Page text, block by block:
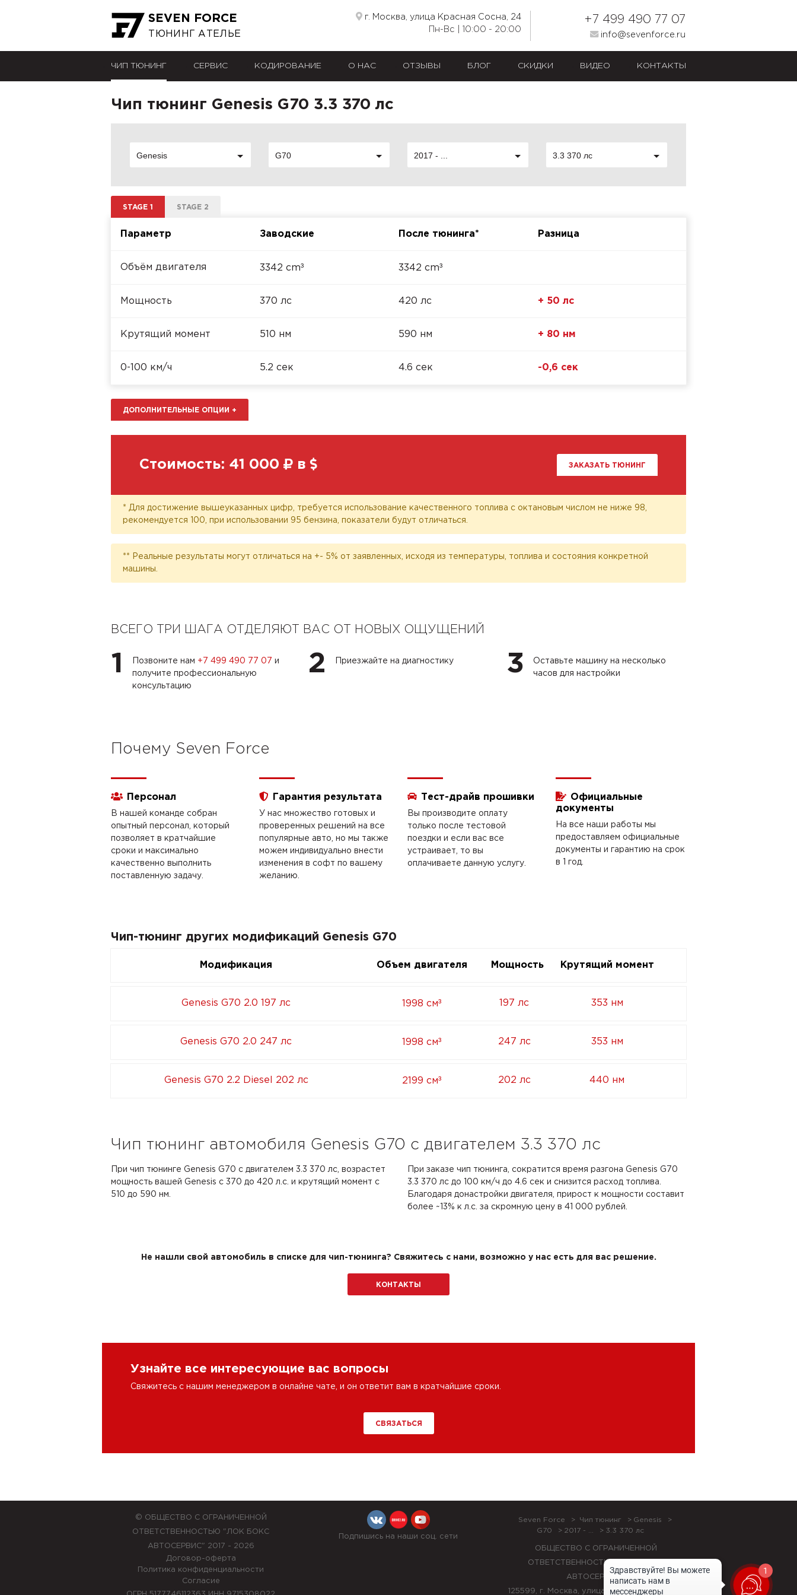
SEVEN FORCE
ТЮНИНГ АТЕЛЬЕ
г. Москва, улица Красная Сосна, 24
Пн-Вс | 10:00 - 20:00
+7 499 490 77 07
info@sevenforce.ru
ЧИП ТЮНИНГ СЕРВИС КОДИРОВАНИЕ О НАС ОТЗЫВЫ БЛОГ СКИДКИ ВИДЕО КОНТАКТЫ
Чип тюнинг Genesis G70 3.3 370 лс
Genesis G70 2017 - ... 3.3 370 лс
STAGE 1 STAGE 2
Параметр Заводские После тюнинга* Разница
Объём двигателя 3342 cm³ 3342 cm³
Мощность 370 лс 420 лс + 50 лс
Крутящий момент 510 нм 590 нм + 80 нм
0-100 км/ч 5.2 сек 4.6 сек -0,6 сек
ДОПОЛНИТЕЛЬНЫЕ ОПЦИИ +
Стоимость: 41 000 в ЗАКАЗАТЬ ТЮНИНГ
* Для достижение вышеуказанных цифр, требуется использование качественного топлива с октановым числом не ниже 98,
рекомендуется 100, при использовании 95 бензина, показатели будут отличаться.
** Реальные результаты могут отличаться на +- 5% от заявленных, исходя из температуры, топлива и состояния конкретной
машины.
ВСЕГО ТРИ ШАГА ОТДЕЛЯЮТ ВАС ОТ НОВЫХ ОЩУЩЕНИЙ
1 Позвоните нам +7 499 490 77 07
и
получите профессиональную
консультацию
2 Приезжайте на диагностику 3
Оставьте машину на несколько
часов для настройки
Почему Seven Force
Персонал
В нашей команде собран
опытный персонал, который
позволяет в кратчайшие
сроки и максимально
качественно выполнить
поставленную задачу.
Гарантия результата
У нас множество готовых и
проверенных решений на все
популярные авто, но мы также
можем индивидуально внести
изменения в софт по вашему
желанию.
Тест-драйв прошивки
Вы производите оплату
только после тестовой
поездки и если вас все
устраивает, то вы
оплачиваете данную услугу.
Официальные
документы
На все наши работы мы
предоставляем официальные
документы и гарантию на срок
в 1 год.
Чип-тюнинг других модификаций Genesis G70
Модификация Объем двигателя Мощность Крутящий момент
Genesis G70 2.0 197 лс 1998 см³ 197 лс 353 нм
Genesis G70 2.0 247 лс 1998 см³ 247 лс 353 нм
Genesis G70 2.2 Diesel 202 лс 2199 см³ 202 лс 440 нм
Чип тюнинг автомобиля Genesis G70 с двигателем 3.3 370 лс
При чип тюнинге Genesis G70 с двигателем 3.3 370 лс, возрастет
мощность вашей Genesis с 370 до 420 л.с. и крутящий момент с
510 до 590 нм.
При заказе чип тюнинга, сократится время разгона Genesis G70
3.3 370 лс до 100 км/ч до 4.6 сек и снизится расход топлива.
Благодаря донастройки двигателя, прирост к мощности составит
более ~13% к л.с. за скромную цену в 41 000 рублей.
Не нашли свой автомобиль в списке для чип-тюнинга? Свяжитесь с нами, возможно у нас есть для вас решение.
КОНТАКТЫ
Узнайте все интересующие вас вопросы
Свяжитесь с нашим менеджером в онлайне чате, и он ответит вам в кратчайшие сроки.
СВЯЗАТЬСЯ
© ОБЩЕСТВО С ОГРАНИЧЕННОЙ
ОТВЕТСТВЕННОСТЬЮ "ЛОК БОКС
АВТОСЕРВИС" 2017 - 2026
Договор-оферта
Политика конфиденциальности
Согласие
Подпишись на наши соц. сети
Seven Force Чип тюнинг
Genesis
G70
2017 - ... 3.3 370 лс
ОБЩЕСТВО С ОГРАНИЧЕННОЙ
ОТВЕТСТВЕННОСТЬЮ "ЛОК БОКС
АВТОСЕРВИС",
125599, г. Москва, улица Красная Сосна, 24
1